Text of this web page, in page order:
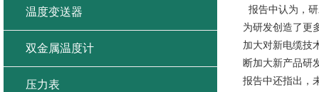
报告中认为，
为研发创造了更
加大对新电缆技
断加大新产品研
报告中还指出，
温度变送器
双金属温度计
压力表